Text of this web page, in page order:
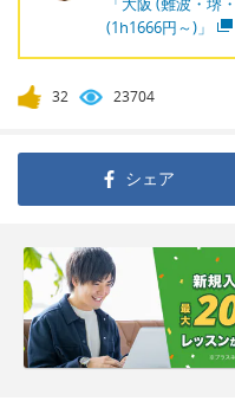
(1h1666円～)」
32 23704
シェア